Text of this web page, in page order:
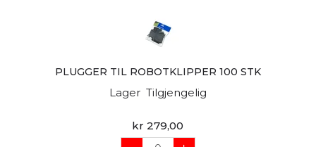
PLUGGER TIL ROBOTKLIPPER 100 STK
Lager Tilgjengelig
kr 279,00